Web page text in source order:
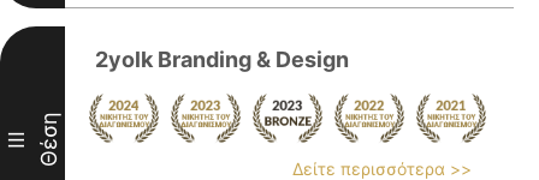
III Θέση
2yolk Branding & Design
Δείτε περισσότερα >>